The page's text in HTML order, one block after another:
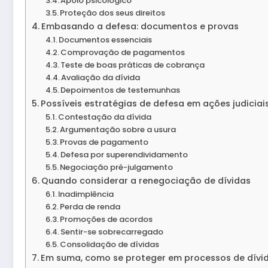
Proteção dos seus direitos
Embasando a defesa: documentos e provas
Documentos essenciais
Comprovação de pagamentos
Teste de boas práticas de cobrança
Avaliação da dívida
Depoimentos de testemunhas
Possíveis estratégias de defesa em ações
Contestação da dívida
Argumentação sobre a usura
Provas de pagamento
Defesa por superendividamento
Negociação pré-julgamento
Quando considerar a renegociação de dívidas
Inadimplência
Perda de renda
Promoções de acordos
Sentir-se sobrecarregado
Consolidação de dívidas
Em suma, como se proteger em processos de